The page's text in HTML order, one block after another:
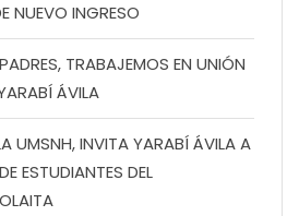
NUEVO INGRESO
TRABAJEMOS EN UNIÓN
ÁVILA
UMSNH, INVITA YARABÍ ÁVILA A
ESTUDIANTES DEL